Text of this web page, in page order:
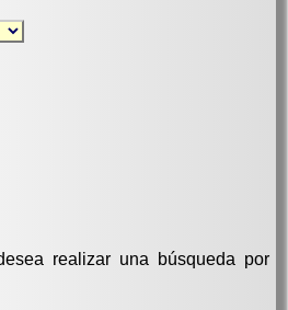
realizar una búsqueda por